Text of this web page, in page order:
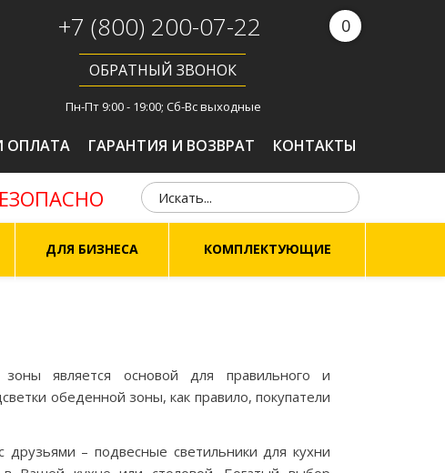
0
+7 (800) 200-07-22
ОБРАТНЫЙ ЗВОНОК
Пн-Пт 9:00 - 19:00; Сб-Вс выходные
ОПЛАТА ГАРАНТИЯ И ВОЗВРАТ КОНТАКТЫ
ДЛЯ БИЗНЕСА КОМПЛЕКТУЮЩИЕ
является основой для правильного и
обеденной зоны, как правило, покупатели
– подвесные светильники для кухни